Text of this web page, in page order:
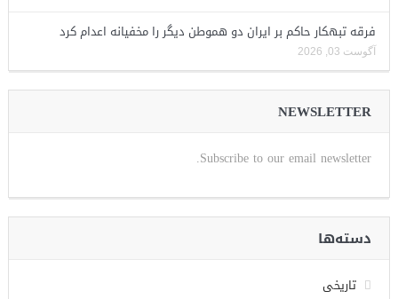
فرقه تبهکار حاکم بر ایران دو هموطن دیگر را مخفیانه اعدام کرد
آگوست 03, 2026
NEWSLETTER
Subscribe to our email newsletter.
دسته‌ها
تاریخی